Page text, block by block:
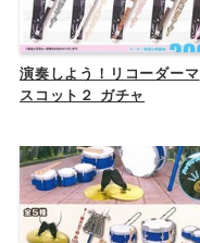
演奏しよう！リコーダーマ
スコット２ ガチャ